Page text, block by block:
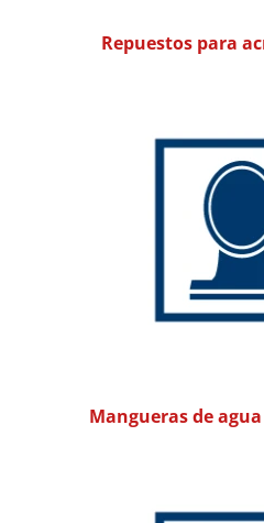
Repuestos para
Mangueras de